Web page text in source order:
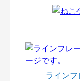
ライン